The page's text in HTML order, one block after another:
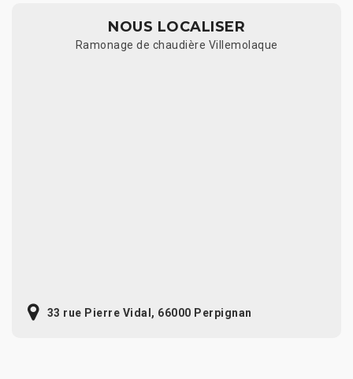
NOUS LOCALISER
Ramonage de chaudière Villemolaque
33 rue Pierre Vidal, 66000 Perpignan